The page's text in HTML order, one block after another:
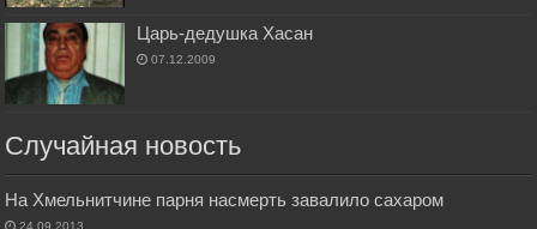
Царь-дедушка Хасан
07.12.2009
Случайная новость
На Хмельнитчине парня насмерть завалило сахаром
24.09.2013